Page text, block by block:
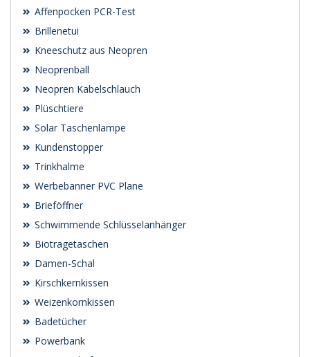
Affenpocken PCR-Test
Brillenetui
Kneeschutz aus Neopren
Neoprenball
Neopren Kabelschlauch
Plüschtiere
Solar Taschenlampe
Kundenstopper
Trinkhalme
Werbebanner PVC Plane
Brieföffner
Schwimmende Schlüsselanhänger
Biotragetaschen
Damen-Schal
Kirschkernkissen
Weizenkornkissen
Badetücher
Powerbank